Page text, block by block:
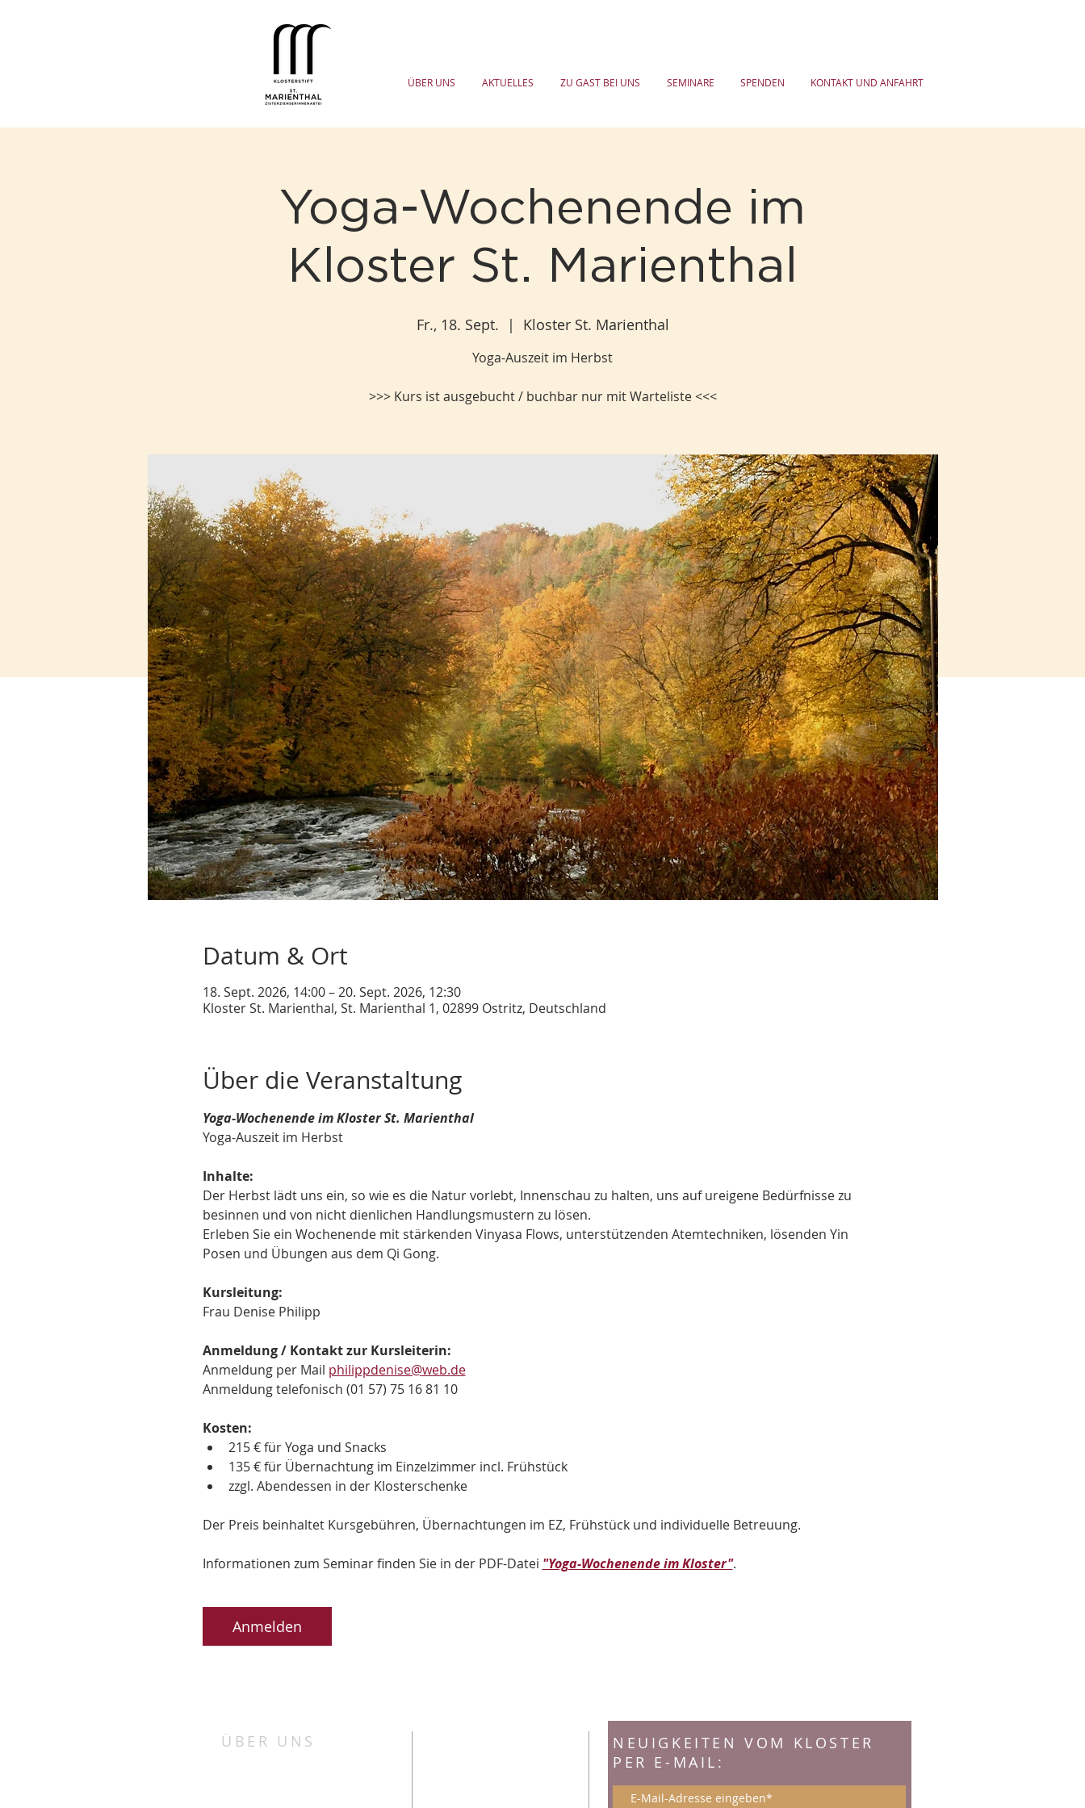
ÜBER UNS AKTUELLES ZU GAST BEI UNS SEMINARE SPENDEN KONTAKT UND ANFAHRT
Yoga-Wochenende im
Kloster St. Marienthal
Fr., 18. Sept.
  |
Kloster St. Marienthal
Yoga-Auszeit im Herbst
>>> Kurs ist ausgebucht / buchbar nur mit Warteliste <<<
Datum & Ort
18. Sept. 2026, 14:00 – 20. Sept. 2026, 12:30
Kloster St. Marienthal, St. Marienthal 1, 02899 Ostritz, Deutschland
Über die Veranstaltung
Yoga-Wochenende im Kloster St. Marienthal
Yoga-Auszeit im Herbst
Inhalte:
Der Herbst lädt uns ein, so wie es die Natur vorlebt, Innenschau zu halten, uns auf ureigene Bedürfnisse zu
besinnen und von nicht dienlichen Handlungsmustern zu lösen.
Erleben Sie ein Wochenende mit stärkenden Vinyasa Flows, unterstützenden Atemtechniken, lösenden Yin
Posen und Übungen aus dem Qi Gong.
Kursleitung:
Frau Denise Philipp
Anmeldung / Kontakt zur Kursleiterin:
Anmeldung per Mail philippdenise@web.de
Anmeldung telefonisch (01 57) 75 16 81 10
Kosten:
215 € für Yoga und Snacks
135 € für Übernachtung im Einzelzimmer incl. Frühstück
zzgl. Abendessen in der Klosterschenke
Der Preis beinhaltet Kursgebühren, Übernachtungen im EZ, Frühstück und individuelle Betreuung.
Informationen zum Seminar finden Sie in der PDF-Datei "Yoga-Wochenende im Kloster".
Anmelden
ÜBER UNS
NEUIGKEITEN VOM KLOSTER
PER E-MAIL: